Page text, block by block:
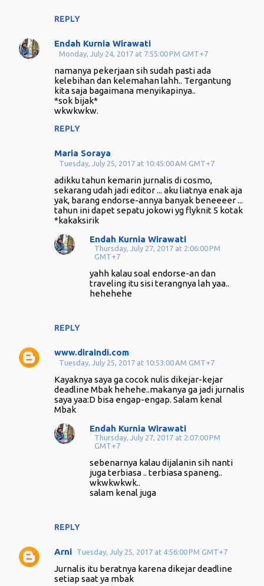
REPLY
Endah Kurnia Wirawati
Monday, July 24, 2017 at 7:55:00 PM GMT+7
namanya pekerjaan sih sudah pasti ada
kelebihan dan kelemahan lahh.. Tergantung
kita saja bagaimana menyikapinya..
*sok bijak*
wkwkwkw.
REPLY
Maria Soraya
Tuesday, July 25, 2017 at 10:45:00 AM GMT+7
adikku tahun kemarin jurnalis di cosmo,
sekarang udah jadi editor ... aku liatnya enak aja
yak, barang endorse-annya banyak beneeeer ...
tahun ini dapet sepatu jokowi yg flyknit 5 kotak
*kakaksirik
REPLY
Endah Kurnia Wirawati
Thursday, July 27, 2017 at 2:06:00 PM
GMT+7
yahh kalau soal endorse-an dan
traveling itu sisi terangnya lah yaa..
hehehehe
www.diraindi.com
Tuesday, July 25, 2017 at 10:53:00 AM GMT+7
Kayaknya saya ga cocok nulis dikejar-kejar
deadline Mbak hehehe..makanya ga jadi jurnalis
saya yaa:D bisa engap-engap. Salam kenal
Mbak
REPLY
Endah Kurnia Wirawati
Thursday, July 27, 2017 at 2:07:00 PM
GMT+7
sebenarnya kalau dijalanin sih nanti
juga terbiasa .. terbiasa spaneng..
wkwkwkwk..
salam kenal juga
Arni Tuesday, July 25, 2017 at 4:56:00 PM GMT+7
Jurnalis itu beratnya karena dikejar deadline
setiap saat ya mbak